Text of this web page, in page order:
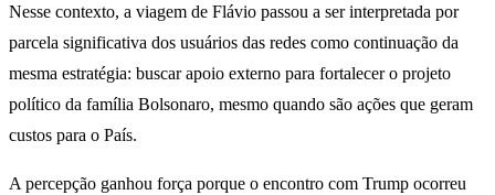
Nesse contexto, a viagem de Flávio passou a ser interpretada por
parcela significativa dos usuários das redes como continuação da
mesma estratégia: buscar apoio externo para fortalecer o projeto
político da família Bolsonaro, mesmo quando são ações que geram
custos para o País.
A percepção ganhou força porque o encontro com Trump ocorreu